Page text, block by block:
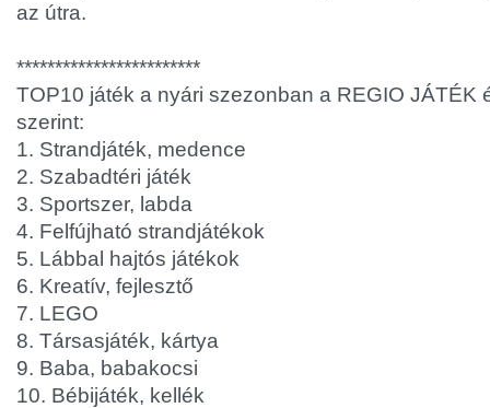
az útra.
************************
TOP10 játék a nyári szezonban a REGIO JÁTÉK
szerint:
1. Strandjáték, medence
2. Szabadtéri játék
3. Sportszer, labda
4. Felfújható strandjátékok
5. Lábbal hajtós játékok
6. Kreatív, fejlesztő
7. LEGO
8. Társasjáték, kártya
9. Baba, babakocsi
10. Bébijáték, kellék